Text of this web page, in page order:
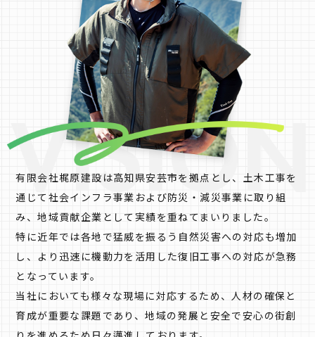
有限会社梶原建設は高知県安芸市を拠点とし、土木工事を
通じて社会インフラ事業および防災・減災事業に取り組
み、地域貢献企業として実績を重ねてまいりました。
特に近年では各地で猛威を振るう自然災害への対応も増加
し、より迅速に機動力を活用した復旧工事への対応が急務
となっています。
当社においても様々な現場に対応するため、人材の確保と
育成が重要な課題であり、地域の発展と安全で安心の街創